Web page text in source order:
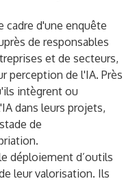
cadre d'une enquête
de responsables
et de secteurs,
perception de l'IA. Près
intègrent ou
dans leurs projets,
de
déploiement d’outils
leur valorisation. Ils